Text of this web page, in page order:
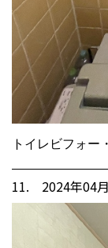
トイレビフォー
11. 2024年04